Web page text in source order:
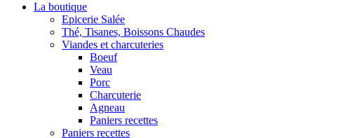
La boutique
Epicerie Salée
Thé, Tisanes, Boissons Chaudes
Viandes et charcuteries
Boeuf
Veau
Porc
Charcuterie
Agneau
Paniers recettes
Paniers recettes